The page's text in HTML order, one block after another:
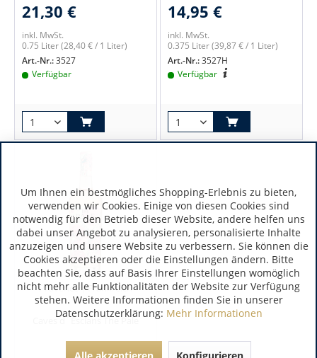
21,30 €
inkl. MwSt.
0.75 Liter(28,40 € / 1 Liter)
Art.-Nr.:3527
Verfügbar
14,95 €
inkl. MwSt.
0.375 Liter(39,87 € / 1 Liter)
Art.-Nr.:3527H
Verfügbar
Provence | Frankreich
Caves d´Esclans The Pale
Um Ihnen ein bestmögliches Shopping-Erlebnis zu bieten,
verwenden wir Cookies. Einige von diesen Cookies sind
notwendig für den Betrieb dieser Website, andere helfen uns
dabei unser Angebot zu analysieren, personalisierte Inhalte
anzuzeigen und unsere Website zu verbessern. Sie können die
Cookies akzeptieren oder die Einstellungen ändern. Bitte
beachten Sie, dass auf Basis Ihrer Einstellungen womöglich
nicht mehr alle Funktionalitäten der Website zur Verfügung
stehen. Weitere Informationen finden Sie in unserer
Datenschutzerklärung: Mehr Informationen
Alle akzeptieren Konfigurieren